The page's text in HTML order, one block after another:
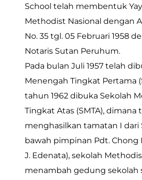
School telah membentuk
Methodist Nasional dengan
No. 35 tgl. 05 Februari 1958
Notaris Sutan Peruhum.
Pada bulan Juli 1957 telah
Menengah Tingkat Pertama
tahun 1962 dibuka Sekolah
Tingkat Atas (SMTA), dimana
menghasilkan tamatan I dari
bawah pimpinan Pdt. Chong
J. Edenata), sekolah
menambah gedung sekolah